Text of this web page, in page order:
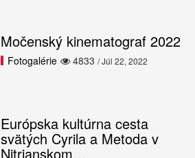
Močenský kinematograf 2022
4833
Fotogalérie / Júl 22, 2022
Európska kultúrna cesta
svätých Cyrila a Metoda v
Nitrianskom…